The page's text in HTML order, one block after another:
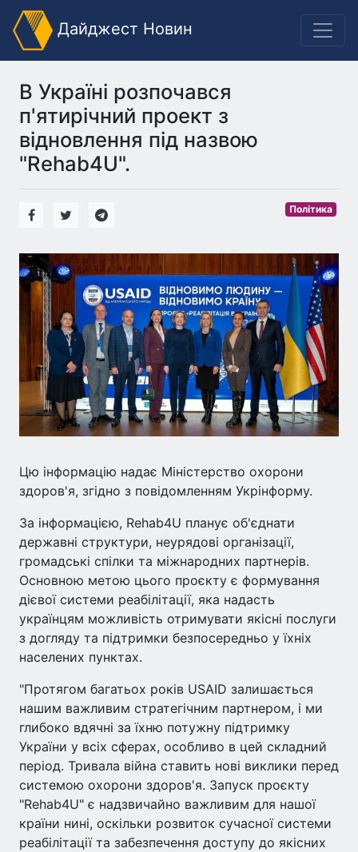
Дайджест Новин
В Україні розпочався
п'ятирічний проект з
відновлення під назвою
"Rehab4U".
Політика
Цю інформацію надає Міністерство охорони
здоров'я, згідно з повідомленням Укрінформу.
За інформацією, Rehab4U планує об'єднати
державні структури, неурядові організації,
громадські спілки та міжнародних партнерів.
Основною метою цього проєкту є формування
дієвої системи реабілітації, яка надасть
українцям можливість отримувати якісні послуги
з догляду та підтримки безпосередньо у їхніх
населених пунктах.
"Протягом багатьох років USAID залишається
нашим важливим стратегічним партнером, і ми
глибоко вдячні за їхню потужну підтримку
України у всіх сферах, особливо в цей складний
період. Тривала війна ставить нові виклики перед
системою охорони здоров'я. Запуск проєкту
"Rehab4U" є надзвичайно важливим для нашої
країни нині, оскільки розвиток сучасної системи
реабілітації та забезпечення доступу до якісних